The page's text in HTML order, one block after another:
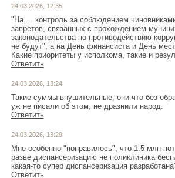
24.03.2026, 12:35
"На ... контроль за соблюдением
запретов, связанных с прохождением
законодательства по противодействию
не будут", а на День финансиста и День
Какие приоритеты у исполкома, такие и
Ответить
24.03.2026, 13:24
Такие суммы внушительные, они что без
уж не писали об этом, не дразнили народ.
Ответить
24.03.2026, 13:29
Мне особенно "понравилось", что 1.5 млн
разве диспансеризацию не поликлиника
какая-то супер диспансеризация
Ответить